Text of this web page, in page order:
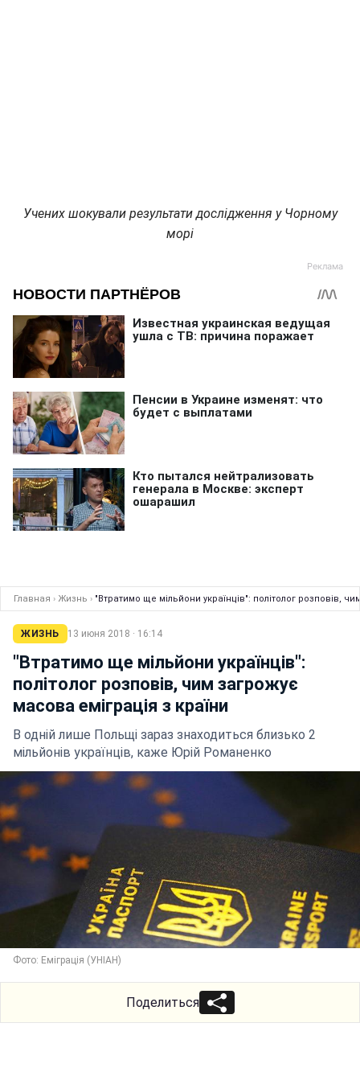
Учених шокували результати дослідження у Чорному
морі
Главная › Жизнь › "Втратимо ще мільйони українців": політолог розповів,
ЖИЗНЬ 13 июня 2018 · 16:14
"Втратимо ще мільйони українців":
політолог розповів, чим загрожує
масова еміграція з країни
В одній лише Польщі зараз знаходиться близько 2
мільйонів українців, каже Юрій Романенко
Фото: Еміграція (УНІАН)
Поделиться